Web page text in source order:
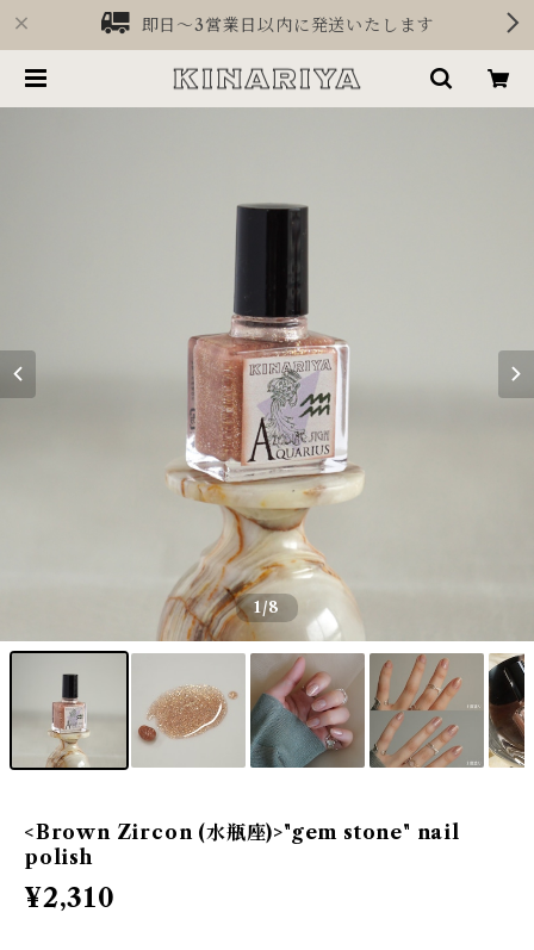
即日〜3営業日以内に発送いたします
1/8
<Brown Zircon (水瓶座)>"gem stone" nail
polish
¥2,310